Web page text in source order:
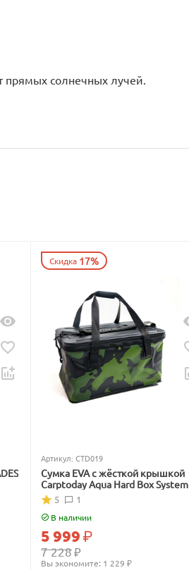
прямых солнечных лучей.
Скидка 17%
Артикул: CTD019
Сумка EVA с жёсткой крышкой
Carptoday Aqua Hard Box System
1
5
В наличии
7 228₽
5 999₽
Вы экономите: 1 229 ₽